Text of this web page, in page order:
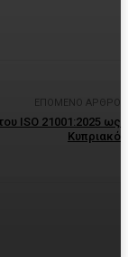
ΕΠΌΜΕΝΟ ΆΡΘΡΟ
ISO 21001:2025 ως
Κυπριακό